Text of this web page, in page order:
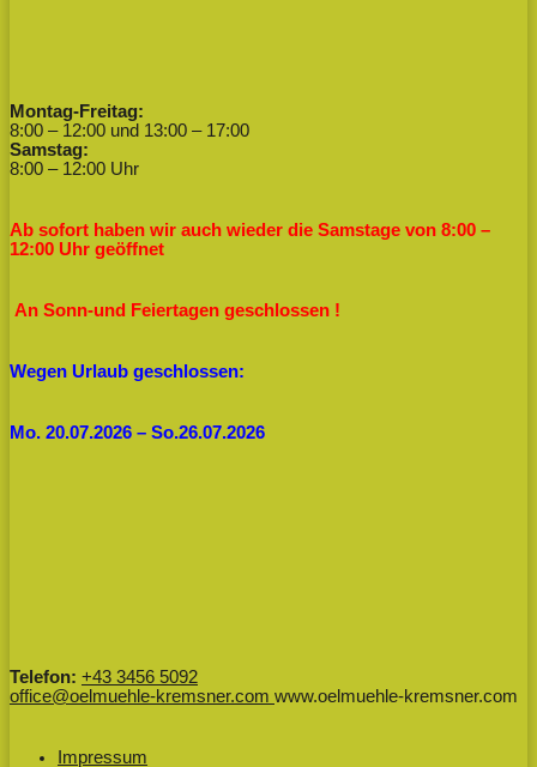
Montag-Freitag:
8:00 – 12:00 und 13:00 – 17:00
Samstag:
8:00 – 12:00 Uhr
Ab sofort haben wir auch wieder die Samstage von 8:00 –
12:00 Uhr geöffnet
An Sonn-und Feiertagen geschlossen !
Wegen Urlaub geschlossen:
Mo. 20.07.2026 – So.26.07.2026
Telefon: +43 3456 5092
office@oelmuehle-kremsner.com www.oelmuehle-kremsner.com
Impressum